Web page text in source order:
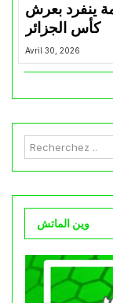
ينفرد بعرش
كأس الجزائر
Avril 30, 2026
وين الماتش